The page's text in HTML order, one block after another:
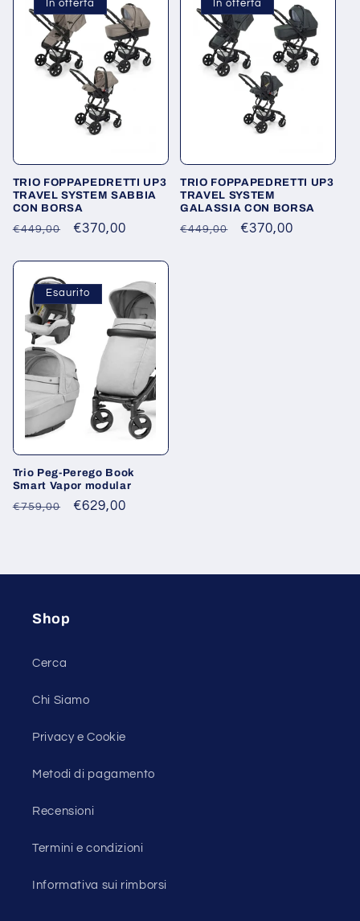
In offerta
TRIO FOPPAPEDRETTI UP3
TRAVEL SYSTEM SABBIA
CON BORSA
Prezzo
listino
€449,00
Prezzo
€370,00
In offerta
TRIO FOPPAPEDRETTI UP3
TRAVEL SYSTEM
GALASSIA CON BORSA
Prezzo
€449,00
Prezzo
€370,00
Esaurito
Trio Peg-Perego Book
Smart Vapor modular
Prezzo
€759,00
Prezzo
€629,00
Shop
Cerca
Chi Siamo
Privacy e Cookie
Metodi di pagamento
Recensioni
Termini e condizioni
Informativa sui rimborsi